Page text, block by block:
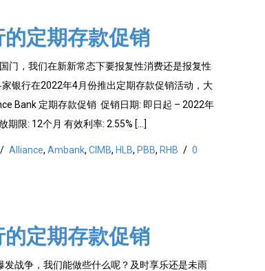
定期存款促销
门，我们在新新常态下要报复性消费还是报复性
银行在2022年4月份推出定期存款促销活动，大
Bank 定期存款促销 促销日期: 即日起 – 2022年
期限: 12个月 有效利率: 2.55% […]
/ Alliance, Ambank, CIMB, HLB, PBB, RHB / 0
定期存款促销
战争，我们能做些什么呢？及时享乐还是未雨